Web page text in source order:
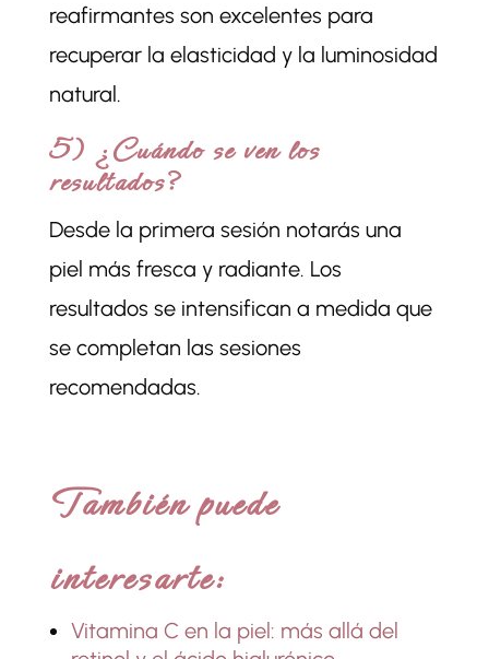
reafirmantes son excelentes para
recuperar la elasticidad y la luminosidad
natural.
5) ¿Cuándo se ven los
resultados?
Desde la primera sesión notarás una
piel más fresca y radiante. Los
resultados se intensifican a medida que
se completan las sesiones
recomendadas.
También puede
interesarte:
Vitamina C en la piel: más allá del